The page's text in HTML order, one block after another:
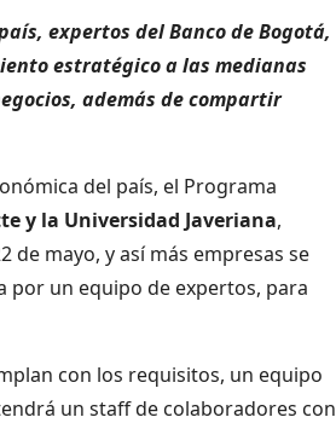
expertos del Banco de Bogotá,
estratégico a las medianas
además de compartir
del país, el Programa
y la Universidad Javeriana,
mayo, y así más empresas se
un equipo de expertos, para
con los requisitos, un equipo
un staff de colaboradores con